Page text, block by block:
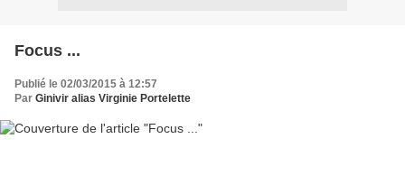
Focus ...
Publié le 02/03/2015 à 12:57
Par Ginivir alias Virginie Portelette